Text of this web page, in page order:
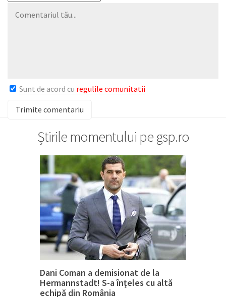
Sunt de acord cu regulile comunitatii
Știrile momentului pe gsp.ro
Dani Coman a demisionat de la
Hermannstadt! S-a înțeles cu altă
echipă din România